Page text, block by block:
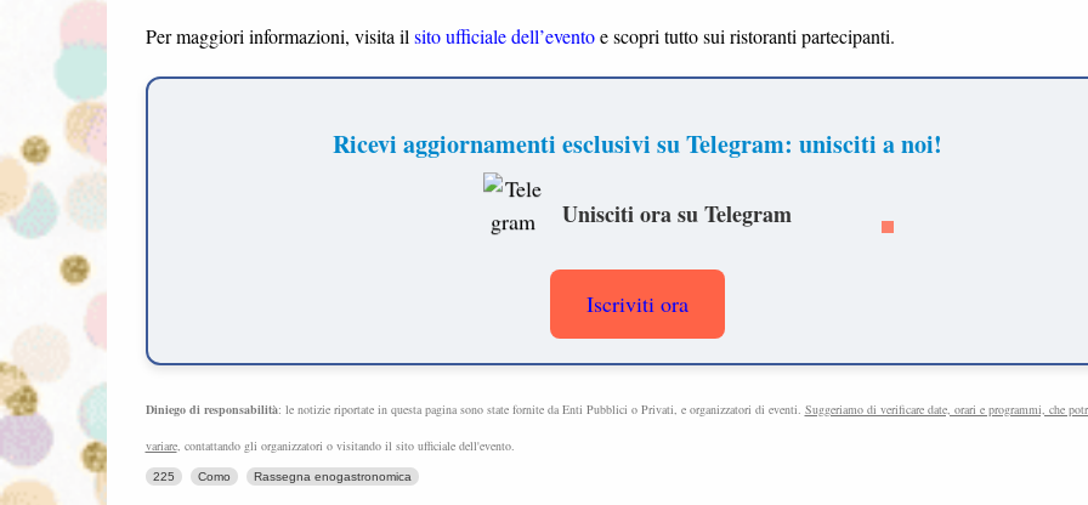
Per maggiori informazioni, visita il sito ufficiale dell’eventoe scopri tutto sui ristoranti partecipanti.
Ricevi aggiornamenti esclusivi su Telegram: unisciti a noi!
Unisciti ora su Telegram
Iscriviti ora
Diniego di responsabilità: le notizie riportate in questa pagina sono state fornite da Enti Pubblici o Privati, e organizzatori di eventi. Suggeriamo di verificare date, orari e programmi, che
variare, contattando gli organizzatori o visitando il sito ufficiale dell'evento.
225 Como Rassegna enogastronomica